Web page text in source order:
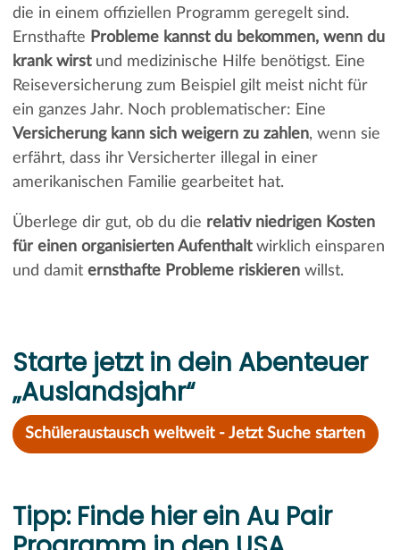
die in einem offiziellen Programm geregelt sind.
Ernsthafte Probleme kannst du bekommen, wenn du
krank wirstund medizinische Hilfe benötigst. Eine
Reiseversicherung zum Beispiel gilt meist nicht für
ein ganzes Jahr. Noch problematischer: Eine
Versicherung kann sich weigern zu zahlen, wenn sie
erfährt, dass ihr Versicherter illegal in einer
amerikanischen Familie gearbeitet hat.
Überlege dir gut, ob du die relativ niedrigen Kosten
für einen organisierten Aufenthaltwirklich einsparen
und damit ernsthafte Probleme riskierenwillst.
Starte jetzt in dein Abenteuer
„Auslandsjahr“
Schüleraustausch weltweit - Jetzt Suche starten
Tipp: Finde hier ein Au Pair